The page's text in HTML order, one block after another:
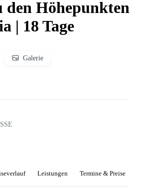
den Höhepunkten
| 18 Tage
Galerie
Leistungen Termine & Preise